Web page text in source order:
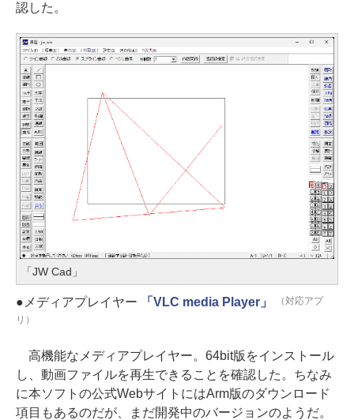
認した。
「JW Cad」
●メディアプレイヤー 「VLC media Player」
（対応アプ
リ）
高機能なメディアプレイヤー。64bit版をインストール
し、動画ファイルを再生できることを確認した。ちなみ
に本ソフトの公式WebサイトにはArm版のダウンロード
項目もあるのだが、まだ開発中のバージョンのようだ。